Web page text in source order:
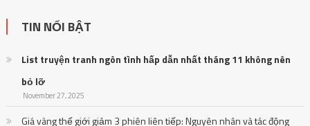
TIN NỔI BẬT
List truyện tranh ngôn tình hấp dẫn nhất tháng 11 không nên
bỏ lỡ
November 27, 2025
Giá vàng thế giới giảm 3 phiên liên tiếp: Nguyên nhân và tác động